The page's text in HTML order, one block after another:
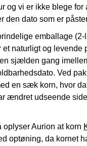
og vi er ikke blege
den dato som er
emballage
naturligt og
sjælden gang
Ved
en sæk korn, hvor
ændret udseende
Aurion at korn
optøning, da kornet